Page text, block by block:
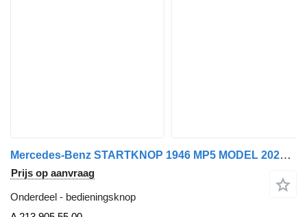
Mercedes-Benz STARTKNOP 1946 MP5 MODEL 2023 A 213 905 55 00 bedieningsknop voor auto
Prijs op aanvraag
Onderdeel - bedieningsknop